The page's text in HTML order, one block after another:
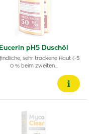
Eucerin pH5 Duschöl
sehr trockene Haut (-5
0 % beim zweiten…